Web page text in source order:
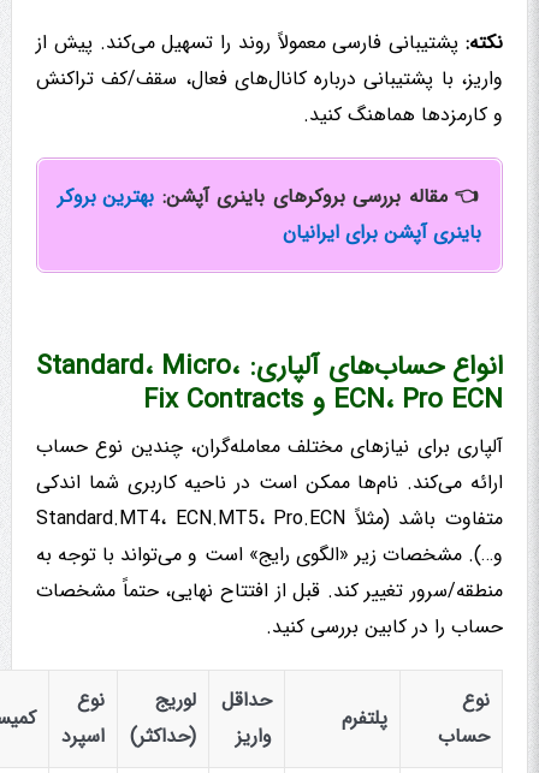
نکته:پشتیبانی فارسی معمولاً روند را تسهیل می‌کند. پیش از
واریز، با پشتیبانی درباره کانال‌های فعال، سقف/کف تراکنش
و کارمزدها هماهنگ کنید.
👈 مقاله بررسی بروکرهای باینری آپشن:بهترین بروکر
باینری آپشن برای ایرانیان
انواع حساب‌های آلپاری: Standard، Micro،
ECN، Pro ECN و Fix Contracts
آلپاری برای نیازهای مختلف معامله‌گران، چندین نوع حساب
ارائه می‌کند. نام‌ها ممکن است در ناحیه کاربری شما اندکی
متفاوت باشد (مثلاً Standard.MT4، ECN.MT5، Pro.ECN
و…). مشخصات زیر «الگوی رایج» است و می‌تواند با توجه به
منطقه/سرور تغییر کند. قبل از افتتاح نهایی، حتماً مشخصات
حساب را در کابین بررسی کنید.
نوع
حساب
پلتفرم
حداقل
واریز
لوریج
(حداکثر)
نوع
اسپرد